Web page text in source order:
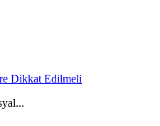
Dikkat Edilmeli
...